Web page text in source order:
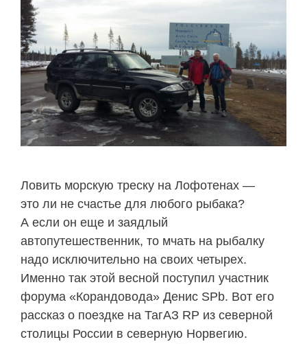
Ловить морскую треску на Лофотенах —
это ли не счастье для любого рыбака?
А если он еще и заядлый
автопутешественник, то мчать на рыбалку
надо исключительно на своих четырех.
Именно так этой весной поступил участник
форума «Корандовода» Денис SPb. Вот его
рассказ о поездке на ТагАЗ RP из северной
столицы России в северную Норвегию.